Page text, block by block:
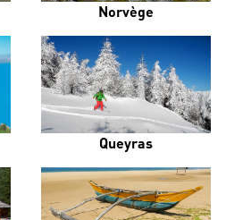
Norvège
Queyras